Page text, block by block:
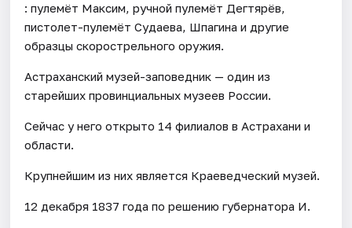
: пулемёт Максим, ручной пулемёт Дегтярёв,
пистолет-пулемёт Судаева, Шпагина и другие
образцы скорострельного оружия.
Астраханский музей-заповедник — один из
старейших провинциальных музеев России.
Сейчас у него открыто 14 филиалов в Астрахани и
области.
Крупнейшим из них является Краеведческий музей.
12 декабря 1837 года по решению губернатора И.